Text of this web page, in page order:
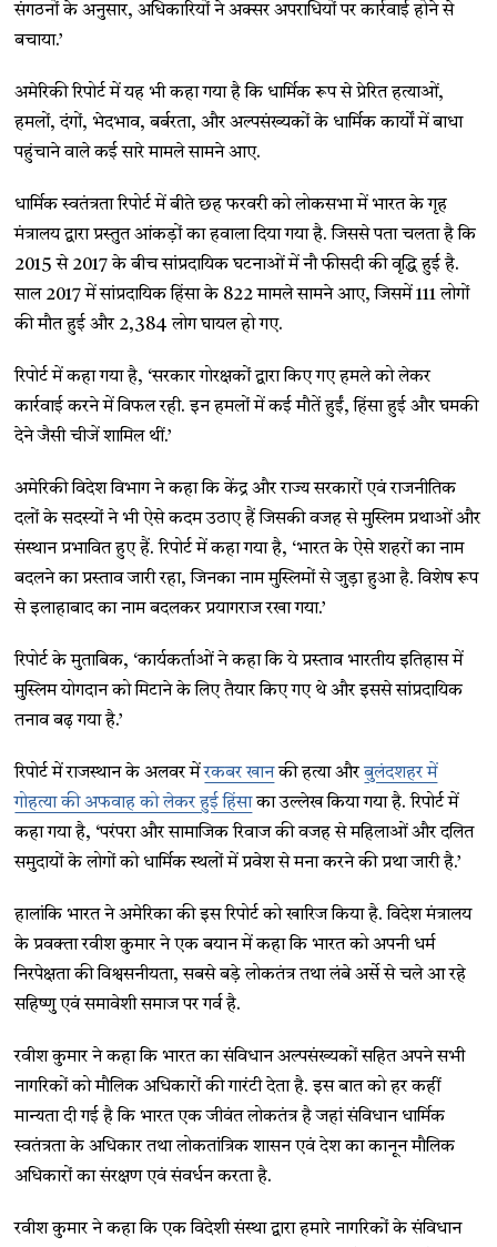
संगठनों के अनुसार, अधिकारियों ने अक्सर अपराधियों पर कार्रवाई होने से
बचाया.’
अमेरिकी रिपोर्ट में यह भी कहा गया है कि धार्मिक रूप से प्रेरित हत्याओं,
हमलों, दंगों, भेदभाव, बर्बरता, और अल्पसंख्यकों के धार्मिक कार्यों में बाधा
पहुंचाने वाले कई सारे मामले सामने आए.
धार्मिक स्वतंत्रता रिपोर्ट में बीते छह फरवरी को लोकसभा में भारत के गृह
मंत्रालय द्वारा प्रस्तुत आंकड़ों का हवाला दिया गया है. जिससे पता चलता है कि
2015 से 2017 के बीच सांप्रदायिक घटनाओं में नौ फीसदी की वृद्धि हुई है.
साल 2017 में सांप्रदायिक हिंसा के 822 मामले सामने आए, जिसमें 111 लोगों
की मौत हुई और 2,384 लोग घायल हो गए.
रिपोर्ट में कहा गया है, ‘सरकार गोरक्षकों द्वारा किए गए हमले को लेकर
कार्रवाई करने में विफल रही. इन हमलों में कई मौतें हुईं, हिंसा हुई और घमकी
देने जैसी चीजें शामिल थीं.’
अमेरिकी विदेश विभाग ने कहा कि केंद्र और राज्य सरकारों एवं राजनीतिक
दलों के सदस्यों ने भी ऐसे कदम उठाए हैं जिसकी वजह से मुस्लिम प्रथाओं और
संस्थान प्रभावित हुए हैं. रिपोर्ट में कहा गया है, ‘भारत के ऐसे शहरों का नाम
बदलने का प्रस्ताव जारी रहा, जिनका नाम मुस्लिमों से जुड़ा हुआ है. विशेष रूप
से इलाहाबाद का नाम बदलकर प्रयागराज रखा गया.’
रिपोर्ट के मुताबिक, ‘कार्यकर्ताओं ने कहा कि ये प्रस्ताव भारतीय इतिहास में
मुस्लिम योगदान को मिटाने के लिए तैयार किए गए थे और इससे सांप्रदायिक
तनाव बढ़ गया है.’
रिपोर्ट में राजस्थान के अलवर मेंरकबर खानकी हत्या औरबुलंदशहर में
गोहत्या की अफवाह को लेकर हुई हिंसाका उल्लेख किया गया है. रिपोर्ट में
कहा गया है, ‘परंपरा और सामाजिक रिवाज की वजह से महिलाओं और दलित
समुदायों के लोगों को धार्मिक स्थलों में प्रवेश से मना करने की प्रथा जारी है.’
हालांकि भारत ने अमेरिका की इस रिपोर्ट को खारिज किया है. विदेश मंत्रालय
के प्रवक्ता रवीश कुमार ने एक बयान में कहा कि भारत को अपनी धर्म
निरपेक्षता की विश्वसनीयता, सबसे बड़े लोकतंत्र तथा लंबे अर्से से चले आ रहे
सहिष्णु एवं समावेशी समाज पर गर्व है.
रवीश कुमार ने कहा कि भारत का संविधान अल्पसंख्यकों सहित अपने सभी
नागरिकों को मौलिक अधिकारों की गारंटी देता है. इस बात को हर कहीं
मान्यता दी गई है कि भारत एक जीवंत लोकतंत्र है जहां संविधान धार्मिक
स्वतंत्रता के अधिकार तथा लोकतांत्रिक शासन एवं देश का कानून मौलिक
अधिकारों का संरक्षण एवं संवर्धन करता है.
रवीश कुमार ने कहा कि एक विदेशी संस्था द्वारा हमारे नागरिकों के संविधान